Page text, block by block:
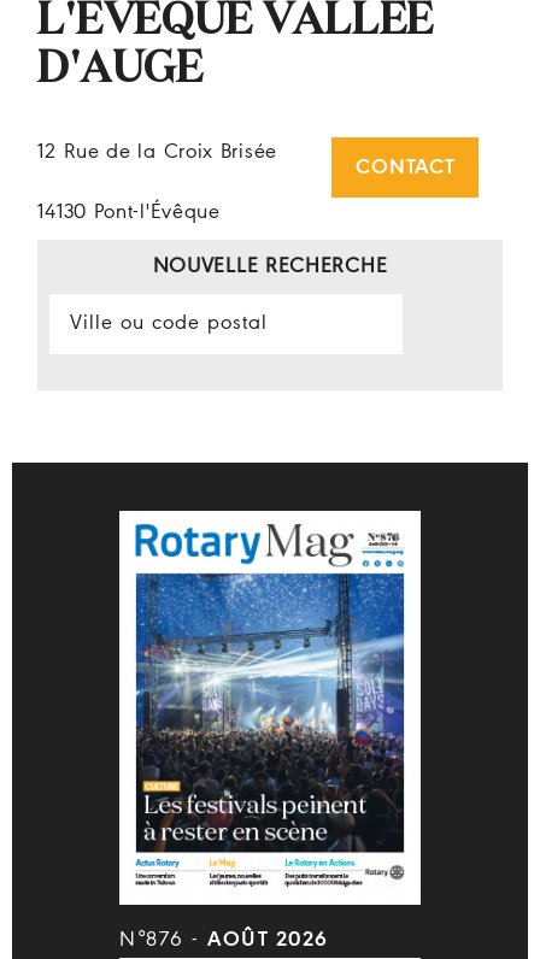
L'EVEQUE VALLEE
D'AUGE
12 Rue de la Croix Brisée
14130 Pont-l'Évêque
CONTACT
NOUVELLE RECHERCHE
N°876 - AOÛT 2026